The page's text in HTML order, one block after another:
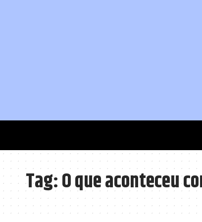
Tag:O que aconteceu